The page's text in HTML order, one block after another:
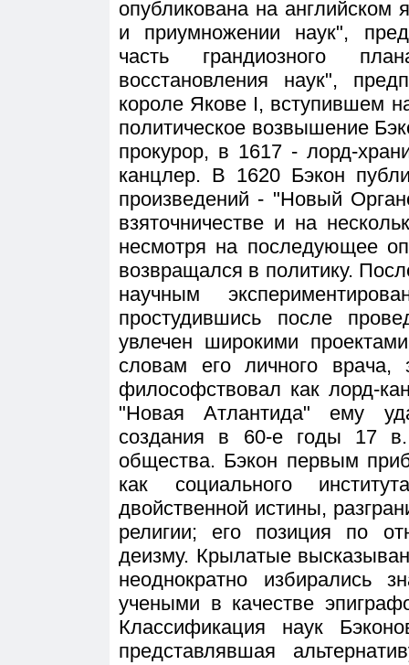
опубликована на английском
и приумножении наук",
часть грандиозного
восстановления наук",
короле Якове I, вступившем
политическое возвышение
прокурор, в 1617 - лорд-
канцлер. В 1620 Бэкон
произведений - "Новый
взяточничестве и на
несмотря на последующее
возвращался в политику.
научным
простудившись после
увлечен широкими
словам его личного врача,
философствовал как лорд-
"Новая Атлантида" ему
создания в 60-е годы 17 в.
общества. Бэкон первым
как социального
двойственной истины,
религии; его позиция по
деизму. Крылатые
неоднократно избирались
учеными в качестве
Классификация наук
представлявшая